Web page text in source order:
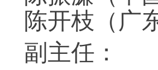
陈开枝（广
副主任：